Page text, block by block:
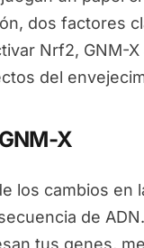
dos factores
Nrf2, GNM-
del
X
los cambios en
de
tus genes,